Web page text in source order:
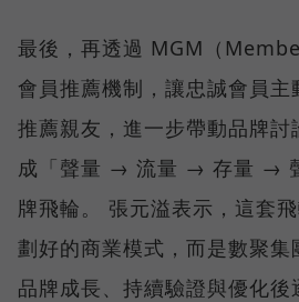
最後，再透過 MGM（
會員推薦機制，讓忠誠會員主
推薦親友，進一步帶動品牌討
成「聲量 → 流量 → 存量 →
牌飛輪。 張元溢表示，這套
劃好的商業模式，而是數聚集
品牌成長、持續驗證與優化後